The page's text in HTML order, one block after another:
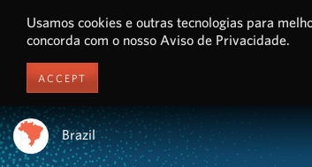
Usamos cookies e outras tecnologias para
concorda com o nosso Aviso de Privacidade.
ACCEPT
Brazil